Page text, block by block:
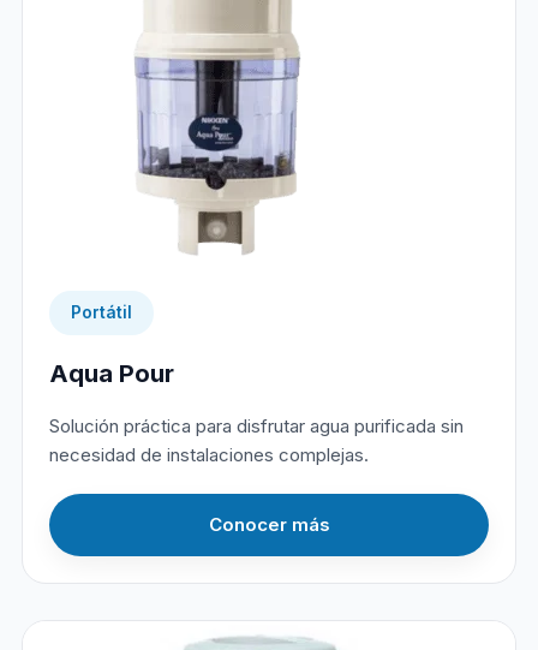
Portátil
Aqua Pour
Solución práctica para disfrutar agua purificada sin
necesidad de instalaciones complejas.
Conocer más